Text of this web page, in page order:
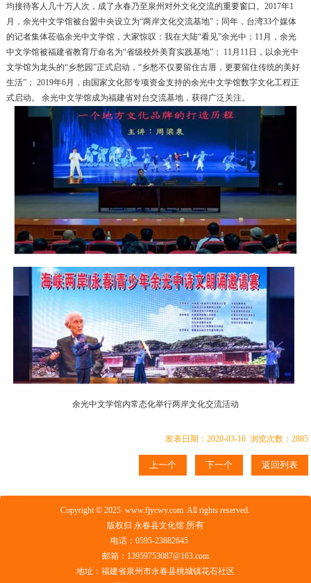
均接待客人几十万人次，成了永春乃至泉州对外文化交流的重要窗口。2017年1
月，余光中文学馆被台盟中央设立为“两岸文化交流基地”；同年，台湾33个媒体
的记者集体莅临余光中文学馆，大家惊叹：我在大陆“看见”余光中；11月，余光
中文学馆被福建省教育厅命名为“省级校外美育实践基地”；
11月11日，以余光中
文学馆为龙头的“乡愁园”正式启动，“乡愁不仅要留住古厝，更要留住传统的美好
生活”；
2019年6月，由国家文化部专项资金支持的余光中文学馆数字文化工程正
式启动。
余光中文学馆成为福建省对台交流基地，获得广泛关注。
余光中文学馆内常态化举行两岸文化交流活动
发表日期：2020-03-16 浏览次数：2885
上一个 下一个 返回列表
Copyright © 2025 www.fjycwy.com All rights reserved.
版权归 永春县文化馆 所有
电话：0595-23882645
邮箱：13959753087@163.com
地址：福建省泉州市永春县桃城镇花石社区